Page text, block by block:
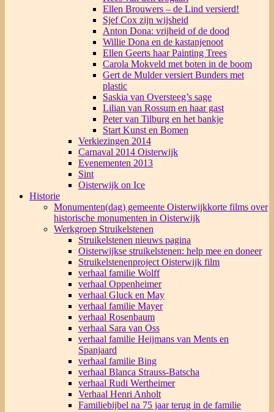
Ellen Brouwers – de Lind versierd!
Sjef Cox zijn wijsheid
Anton Dona: vrijheid of de dood
Willie Dona en de kastanjenoot
Ellen Geerts haar Painting Trees
Carola Mokveld met boten in de boom
Gert de Mulder versiert Bunders met
plastic
Saskia van Oversteeg’s sage
Lilian van Rossum en haar gast
Peter van Tilburg en het bankje
Start Kunst en Bomen
Verkiezingen 2014
Carnaval 2014 Oisterwijk
Evenementen 2013
Sint
Oisterwijk on Ice
Historie
Monumenten(dag) gemeente Oisterwijkkorte films over
historische monumenten in Oisterwijk
Werkgroep Struikelstenen
Struikelstenen nieuws pagina
Oisterwijkse struikelstenen: help mee en doneer
Struikelstenenproject Oisterwijk film
verhaal familie Wolff
verhaal Oppenheimer
verhaal Gluck en May
verhaal familie Mayer
verhaal Rosenbaum
verhaal Sara van Oss
verhaal familie Heijmans van Ments en
Spanjaard
verhaal familie Bing
verhaal Blanca Strauss-Batscha
verhaal Rudi Wertheimer
Verhaal Henri Anholt
Familiebijbel na 75 jaar terug in de familie